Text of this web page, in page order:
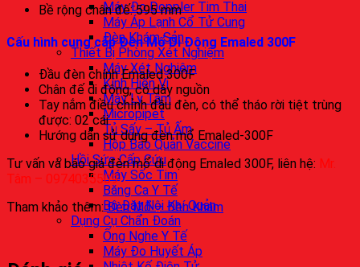
Máy Đo Doppler Tim Thai
Máy Áp Lạnh Cổ Tử Cung
Đèn Khám Sản
Thiết Bị Phòng Xét Nghiệm
Máy Xét Nghiệm
Kính Hiển Vi
Máy Ly Tâm
Micropipet
Tủ Sấy – Tủ Ấm
Hộp Bảo Quản Vaccine
Hồi Sức Cấp Cứu
Máy Sốc Tim
Băng Ca Y Tế
Bộ Đặt Nội Khí Quản
Dụng Cụ Chẩn Đoán
Ống Nghe Y Tế
Máy Đo Huyết Áp
Bề rộng chân đế: 595 mm
Cấu hình cung cấp Đèn Mổ Di Động Emaled 300F
Đầu đèn chính Emaled 300F
Chân đế di động, có dây nguồn
Tay nắm điều chỉnh đầu đèn, có thể tháo rời tiệt trùng
được: 02 cái
Hướng dẫn sử dụng đèn mổ Emaled-300F
Tư vấn và báo giá đèn mổ di động Emaled 300F, liên hệ: Mr.
Tâm – 0974035509
Tham khảo thêm:Đèn Mổ – Đèn Khám